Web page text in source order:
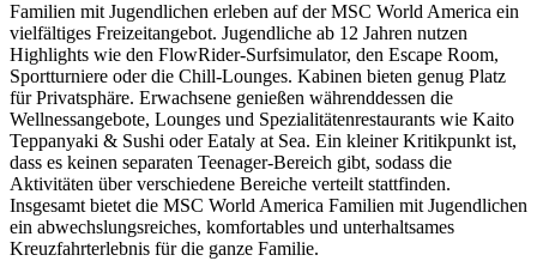
Familien mit Jugendlichen erleben auf der MSC World America ein
vielfältiges Freizeitangebot. Jugendliche ab 12 Jahren nutzen
Highlights wie den FlowRider-Surfsimulator, den Escape Room,
Sportturniere oder die Chill-Lounges. Kabinen bieten genug Platz
für Privatsphäre. Erwachsene genießen währenddessen die
Wellnessangebote, Lounges und Spezialitätenrestaurants wie Kaito
Teppanyaki & Sushi oder Eataly at Sea. Ein kleiner Kritikpunkt ist,
dass es keinen separaten Teenager-Bereich gibt, sodass die
Aktivitäten über verschiedene Bereiche verteilt stattfinden.
Insgesamt bietet die MSC World America Familien mit Jugendlichen
ein abwechslungsreiches, komfortables und unterhaltsames
Kreuzfahrterlebnis für die ganze Familie.